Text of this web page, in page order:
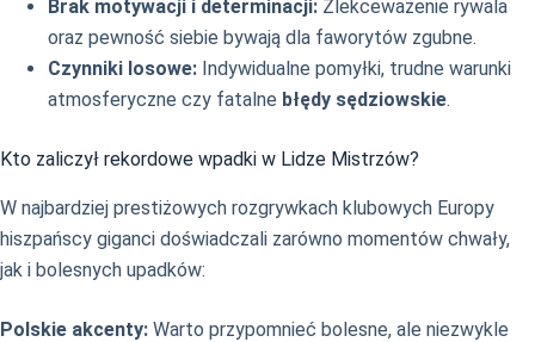
Brak motywacji i determinacji: Zlekceważenie rywala
oraz pewność siebie bywają dla faworytów zgubne.
Czynniki losowe: Indywidualne pomyłki, trudne warunki
atmosferyczne czy fatalne błędy sędziowskie.
Kto zaliczył rekordowe wpadki w Lidze Mistrzów?
W najbardziej prestiżowych rozgrywkach klubowych Europy
hiszpańscy giganci doświadczali zarówno momentów chwały,
jak i bolesnych upadków:
Polskie akcenty: Warto przypomnieć bolesne, ale niezwykle